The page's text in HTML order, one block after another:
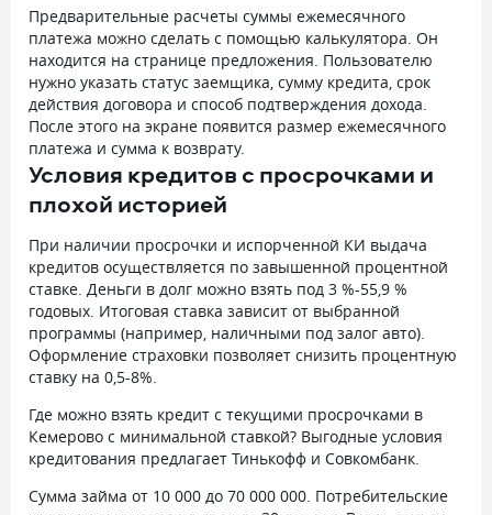
Предварительные расчеты суммы ежемесячного
платежа можно сделать с помощью калькулятора. Он
находится на странице предложения. Пользователю
нужно указать статус заемщика, сумму кредита, срок
действия договора и способ подтверждения дохода.
После этого на экране появится размер ежемесячного
платежа и сумма к возврату.
Условия кредитов с просрочками и
плохой историей
При наличии просрочки и испорченной КИ выдача
кредитов осуществляется по завышенной процентной
ставке. Деньги в долг можно взять под 3 %-55,9 %
годовых. Итоговая ставка зависит от выбранной
программы (например, наличными под залог авто).
Оформление страховки позволяет снизить процентную
ставку на 0,5-8%.
Где можно взять кредит с текущими просрочками в
Кемерово с минимальной ставкой? Выгодные условия
кредитования предлагает Тинькофф и Совкомбанк.
Сумма займа от 10 000 до 70 000 000. Потребительские